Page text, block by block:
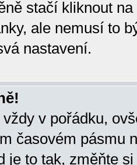
stačí kliknout
ale nemusí to
nastavení.
v pořádku,
časovém pásmu
je to tak, změňte